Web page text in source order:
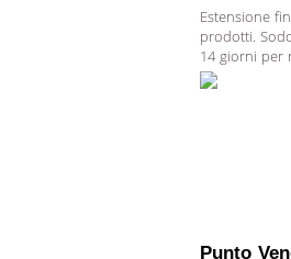
Estensione
prodotti.
14 giorni per
Punto